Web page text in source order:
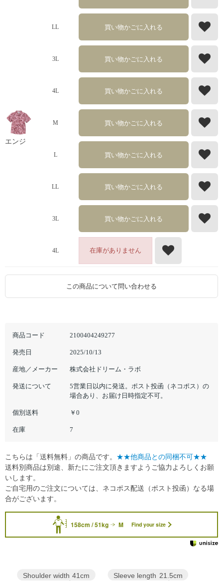
商品コード 2100404249277
発売日 2025/10/13
産地／メーカー 株式会社ドリーム・ラボ
発送について
5営業日以内に発送。ポスト投函（ネコポス）の
場合あり、お届け日時指定不可。
個別送料 ￥0
在庫 7
LL 買い物かごに入れる
3L 買い物かごに入れる
4L 買い物かごに入れる
エンジ
M 買い物かごに入れる
L 買い物かごに入れる
LL 買い物かごに入れる
3L 買い物かごに入れる
4L 在庫がありません
この商品について問い合わせる
158cm / 51kg M Find your size
Sleeve length 21.5cm
Shoulder width 41cm
こちらは「送料無料」の商品です。 ★★他商品との同梱不可★★
送料別商品は別途、新たにご注文頂きますようご協力よろしくお願
いします。
ご自宅用のご注文については、ネコポス配送（ポスト投函）なる場
合がございます。